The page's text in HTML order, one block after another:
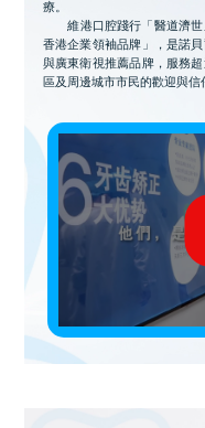
療。
維港口腔踐行「醫道濟
香港企業領袖品牌」，是諾
與廣東衛視推薦品牌，服務
區及周邊城市市民的歡迎與信